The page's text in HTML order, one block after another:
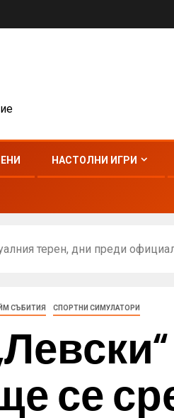
НАСТОЛНИ ИГРИ
терен, дни преди
СЪБИТИЯ СПОРТНИ СИМУЛАТОРИ
се